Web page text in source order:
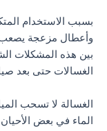
بسبب الاستخدام
وأعطال مزعجة يصعب
بين هذه المشكلات
الغسالات حتى بعد
الغسالة لا تسحب
الماء في بعض